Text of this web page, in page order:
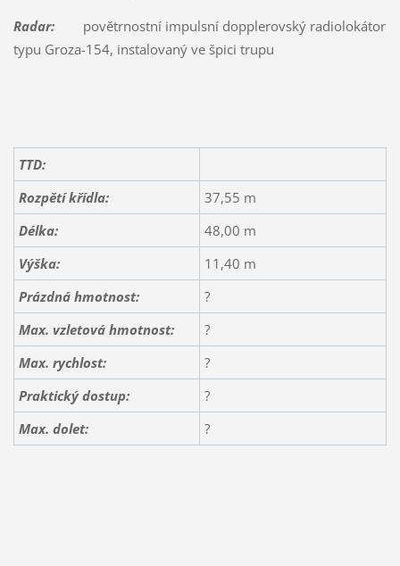
Radar:povětrnostní impulsní dopplerovský radiolokátor
typu Groza-154, instalovaný ve špici trupu
TTD:
Rozpětí křídla:
37,55 m
Délka:
48,00 m
Výška:
11,40 m
Prázdná hmotnost:
?
Max. vzletová hmotnost:
?
Max. rychlost:
?
Praktický dostup:
?
Max. dolet: ?